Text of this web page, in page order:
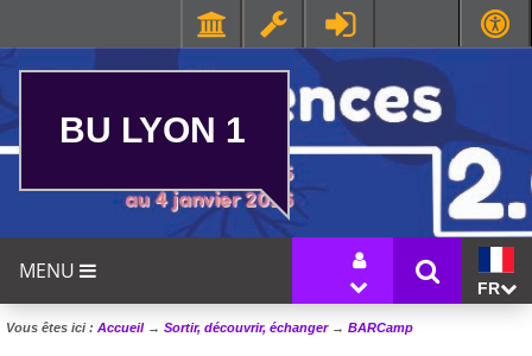
BU LYON 1
MENU
FR
Vous êtes ici : Accueil→ Sortir, découvrir, échanger→ BARCamp